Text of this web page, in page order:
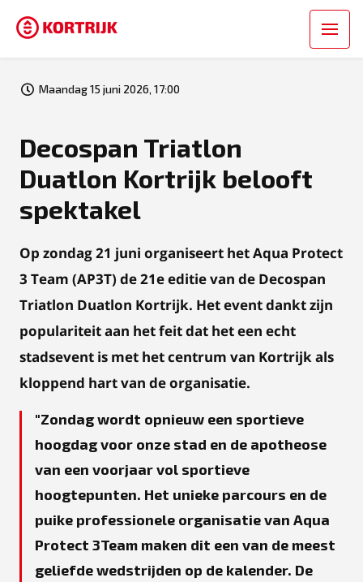
Maandag 15 juni 2026, 17:00
Decospan Triatlon
Duatlon Kortrijk belooft
spektakel
Op zondag 21 juni organiseert het Aqua Protect
3 Team (AP3T) de 21e editie van de Decospan
Triatlon Duatlon Kortrijk. Het event dankt zijn
populariteit aan het feit dat het een echt
stadsevent is met het centrum van Kortrijk als
kloppend hart van de organisatie.
Zondag wordt opnieuw een sportieve
hoogdag voor onze stad en de apotheose
van een voorjaar vol sportieve
hoogtepunten. Het unieke parcours en de
puike professionele organisatie van Aqua
Protect 3Team maken dit een van de meest
geliefde wedstrijden op de kalender. De